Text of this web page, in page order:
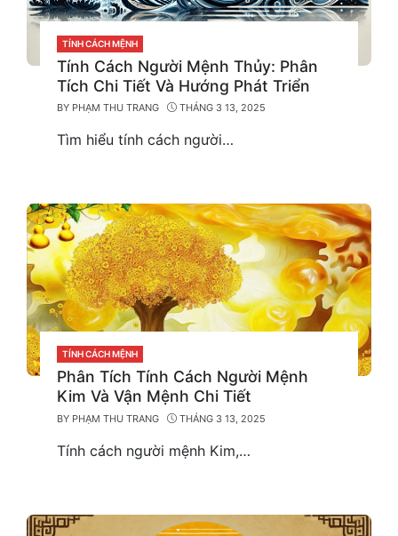
CATEGORIES
TÍNH CÁCH MỆNH
Tính Cách Người Mệnh Thủy: Phân
Tích Chi Tiết Và Hướng Phát Triển
BY PHẠM THU TRANG THÁNG 3 13, 2025
Tìm hiểu tính cách người…
CATEGORIES
TÍNH CÁCH MỆNH
Phân Tích Tính Cách Người Mệnh
Kim Và Vận Mệnh Chi Tiết
BY PHẠM THU TRANG THÁNG 3 13, 2025
Tính cách người mệnh Kim,…